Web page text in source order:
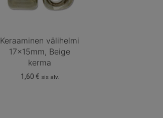
Keraaminen välihelmi
17x15mm, Beige
kerma
1,60 € sis alv.